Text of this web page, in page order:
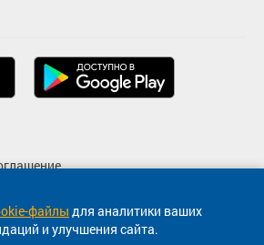
файлы для аналитики ваших
и улучшения сайта.
сообщения